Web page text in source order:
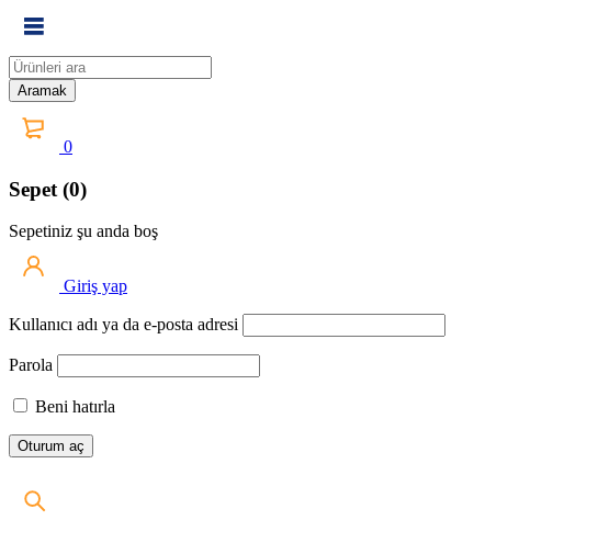
0
Sepet (0)
Sepetiniz şu anda boş
Giriş yap
Kullanıcı adı ya da e-posta adresi
Parola
Beni hatırla